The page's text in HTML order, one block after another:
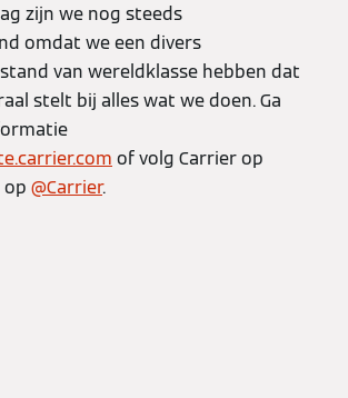
zijn we nog steeds
omdat we een divers
van wereldklasse hebben dat
stelt bij alles wat we doen. Ga
of volg Carrier op
op @Carrier.